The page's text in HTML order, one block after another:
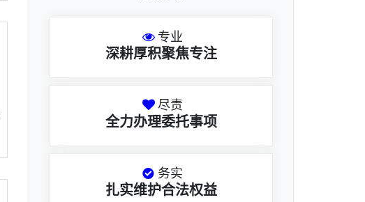
专业
深耕厚积聚焦专注
尽责
全力办理委托事项
务实
扎实维护合法权益